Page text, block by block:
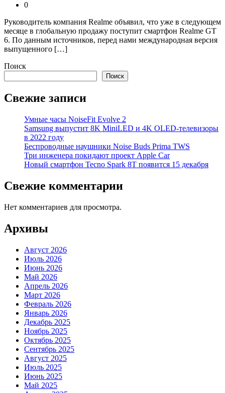
0
Руководитель компания Realme объявил, что уже в следующем
месяце в глобальную продажу поступит смартфон Realme GT
6. По данным источников, перед нами международная версия
выпущенного […]
Поиск
Поиск
Свежие записи
Умные часы NoiseFit Evolve 2
Samsung выпустит 8K MiniLED и 4K OLED-телевизоры
в 2022 году
Беспроводные наушники Noise Buds Prima TWS
Три инженера покидают проект Apple Car
Новый смартфон Tecno Spark 8T появится 15 декабря
Свежие комментарии
Нет комментариев для просмотра.
Архивы
Август 2026
Июль 2026
Июнь 2026
Май 2026
Апрель 2026
Март 2026
Февраль 2026
Январь 2026
Декабрь 2025
Ноябрь 2025
Октябрь 2025
Сентябрь 2025
Август 2025
Июль 2025
Июнь 2025
Май 2025